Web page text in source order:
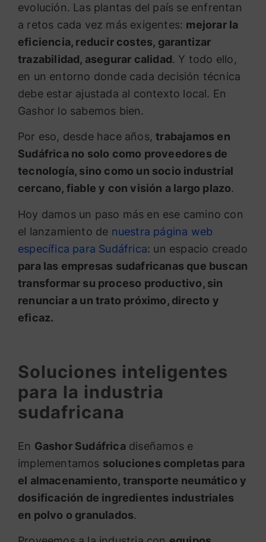
evolución. Las plantas del país se enfrentan
a retos cada vez más exigentes: mejorar la
eficiencia, reducir costes, garantizar
trazabilidad, asegurar calidad. Y todo ello,
en un entorno donde cada decisión técnica
debe estar ajustada al contexto local. En
Gashor lo sabemos bien.
Por eso, desde hace años,trabajamos en
Sudáfrica no solo como proveedores de
tecnología, sino como un socio industrial
cercano, fiable y con visión a largo plazo.
Hoy damos un paso más en ese camino con
el lanzamiento de nuestra página web
específica para Sudáfrica: un espacio creado
para las empresas sudafricanas que buscan
transformar su proceso productivo, sin
renunciar a un trato próximo, directo y
eficaz.
Soluciones inteligentes
para la industria
sudafricana
En Gashor Sudáfricadiseñamos e
implementamos soluciones completas para
el almacenamiento, transporte neumático y
dosificación de ingredientes industriales
en polvo o granulados.